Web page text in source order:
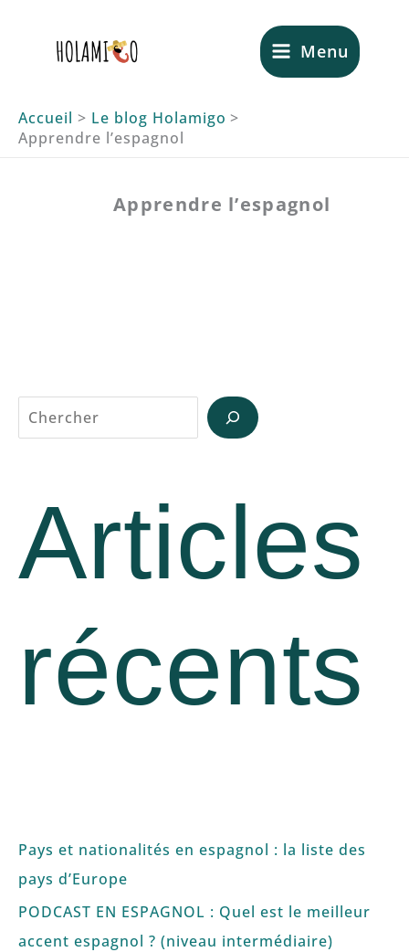
Menu
Accueil
Le blog Holamigo
Apprendre l’espagnol
Apprendre l’espagnol
retenir l’espagnol.
Articles
récents
Pays et nationalités en espagnol : la liste des
pays d’Europe
PODCAST EN ESPAGNOL : Quel est le meilleur
accent espagnol ? (niveau intermédiaire)